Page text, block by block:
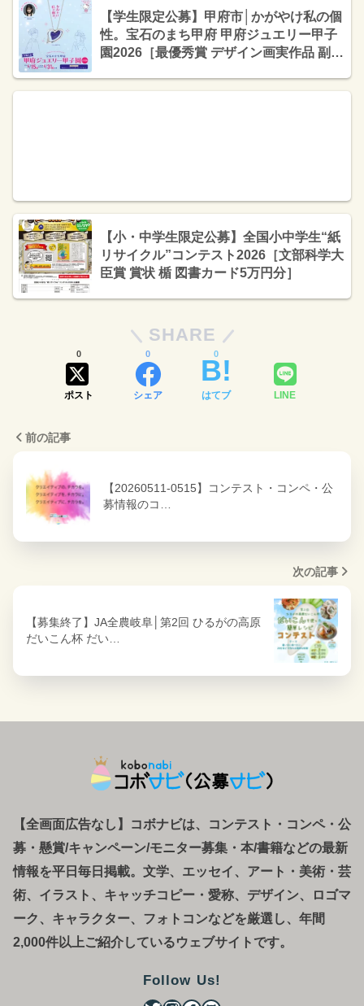
【学生限定公募】甲府市│かがやけ私の個
性。宝石のまち甲府 甲府ジュエリー甲子
園2026［最優秀賞 デザイン画実作品 副賞
【小・中学生限定公募】全国小中学生“紙
リサイクル”コンテスト2026［文部科学大
臣賞 賞状 楯 図書カード5万円分］
SHARE
ポスト
0
シェア
0
はてブ
0
LINE
前の記事
【20260511-0515】コンテスト・コンペ・公
募情報のコ…
次の記事
【募集終了】JA全農岐阜│第2回 ひるがの高原
だいこん杯 だい…
【全画面広告なし】コボナビは、コンテスト・コンペ・ 公
募 ・ 懸賞/キャンペーン/モニター募集・本/書籍などの最新
情報を平日毎日掲載。文学、エッセイ、アート・美術・芸
術、イラスト、キャッチコピー・愛称、デザイン、ロゴマ
ーク、キャラクター、フォトコンなどを厳選し、年間
2,000件以上ご紹介しているウェブサイトです。
Follow Us!